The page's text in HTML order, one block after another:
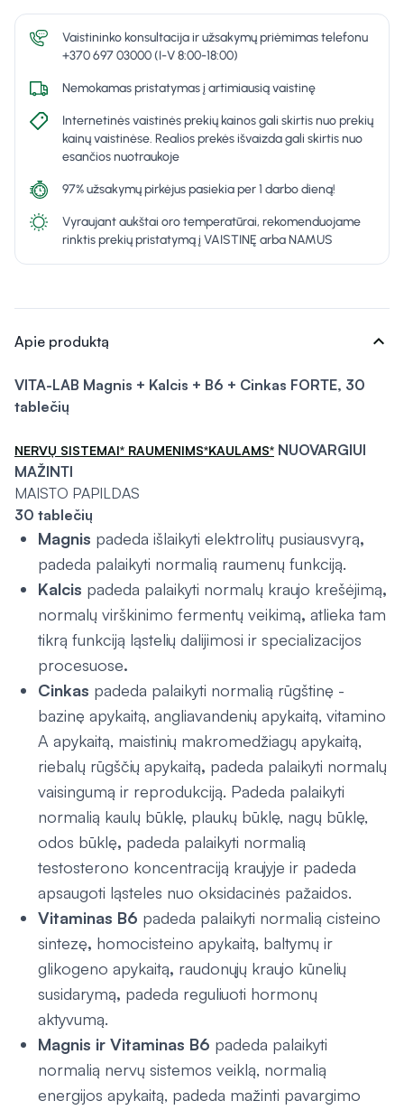
Vaistininko konsultacija ir užsakymų priėmimas telefonu
+370 697 03000 (I-V 8:00-18:00)
Nemokamas pristatymas į artimiausią vaistinę
Internetinės vaistinės prekių kainos gali skirtis nuo prekių
kainų vaistinėse. Realios prekės išvaizda gali skirtis nuo
esančios nuotraukoje
97% užsakymų pirkėjus pasiekia per 1 darbo dieną!
Vyraujant aukštai oro temperatūrai, rekomenduojame
rinktis prekių pristatymą į VAISTINĘ arba NAMUS
Apie produktą expand_more
VITA-LAB Magnis + Kalcis + B6 + Cinkas FORTE, 30
tablečių
NERVŲ SISTEMAI* RAUMENIMS*KAULAMS* NUOVARGIUI
MAŽINTI
MAISTO PAPILDAS
30 tablečių
Magnis padeda išlaikyti elektrolitų pusiausvyrą,
padeda palaikyti normalią raumenų funkciją.
Kalcis padeda palaikyti normalų kraujo krešėjimą,
normalų virškinimo fermentų veikimą, atlieka tam
tikrą funkciją ląstelių dalijimosi ir specializacijos
procesuose.
Cinkas padeda palaikyti normalią rūgštinę -
bazinę apykaitą, angliavandenių apykaitą, vitamino
A apykaitą, maistinių makromedžiagų apykaitą,
riebalų rūgščių apykaitą, padeda palaikyti normalų
vaisingumą ir reprodukciją. Padeda palaikyti
normalią kaulų būklę, plaukų būklę, nagų būklę,
odos būklę, padeda palaikyti normalią
testosterono koncentraciją kraujyje ir padeda
apsaugoti ląsteles nuo oksidacinės pažaidos.
Vitaminas B6 padeda palaikyti normalią cisteino
sintezę, homocisteino apykaitą, baltymų ir
glikogeno apykaitą, raudonųjų kraujo kūnelių
susidarymą, padeda reguliuoti hormonų
aktyvumą.
Magnis ir Vitaminas B6 padeda palaikyti
normalią nervų sistemos veiklą, normalią
energijos apykaitą, padeda mažinti pavargimo